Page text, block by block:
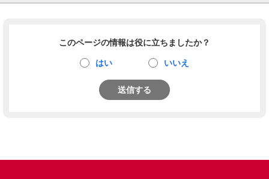
このページの情報は役に立ちましたか？
はい いいえ
送信する